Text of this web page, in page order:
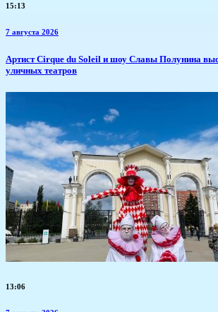
15:13
7 августа 2026
Артист Cirque du Soleil и шоу Славы Полунина
уличных театров
13:06